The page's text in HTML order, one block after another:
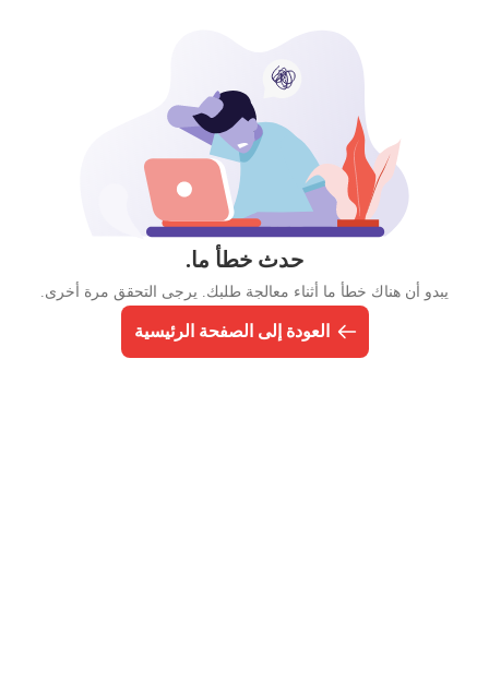
حدث خطأ ما.
يبدو أن هناك خطأ ما أثناء معالجة طلبك. يرجى التحقق مرة أخرى.
العودة إلى الصفحة الرئيسية